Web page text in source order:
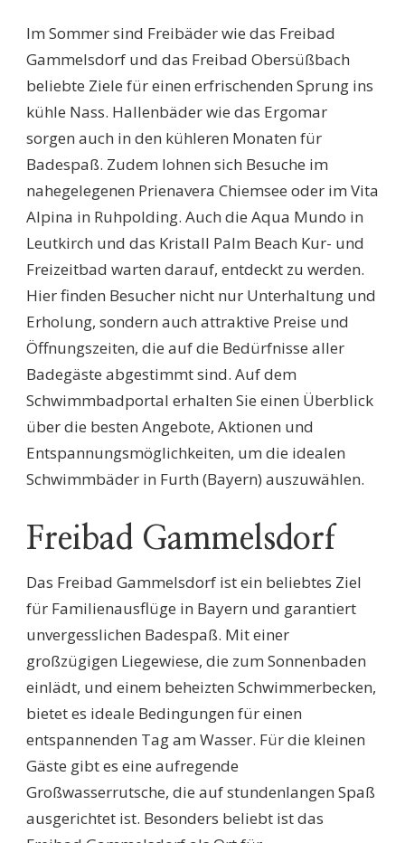
Im Sommer sind Freibäder wie das Freibad
Gammelsdorf und das Freibad Obersüßbach
beliebte Ziele für einen erfrischenden Sprung ins
kühle Nass. Hallenbäder wie das Ergomar
sorgen auch in den kühleren Monaten für
Badespaß. Zudem lohnen sich Besuche im
nahegelegenen Prienavera Chiemsee oder im Vita
Alpina in Ruhpolding. Auch die Aqua Mundo in
Leutkirch und das Kristall Palm Beach Kur- und
Freizeitbad warten darauf, entdeckt zu werden.
Hier finden Besucher nicht nur Unterhaltung und
Erholung, sondern auch attraktive Preise und
Öffnungszeiten, die auf die Bedürfnisse aller
Badegäste abgestimmt sind. Auf dem
Schwimmbadportal erhalten Sie einen Überblick
über die besten Angebote, Aktionen und
Entspannungsmöglichkeiten, um die idealen
Schwimmbäder in Furth (Bayern) auszuwählen.
Freibad Gammelsdorf
Das Freibad Gammelsdorf ist ein beliebtes Ziel
für Familienausflüge in Bayern und garantiert
unvergesslichen Badespaß. Mit einer
großzügigen Liegewiese, die zum Sonnenbaden
einlädt, und einem beheizten Schwimmerbecken,
bietet es ideale Bedingungen für einen
entspannenden Tag am Wasser. Für die kleinen
Gäste gibt es eine aufregende
Großwasserrutsche, die auf stundenlangen Spaß
ausgerichtet ist. Besonders beliebt ist das